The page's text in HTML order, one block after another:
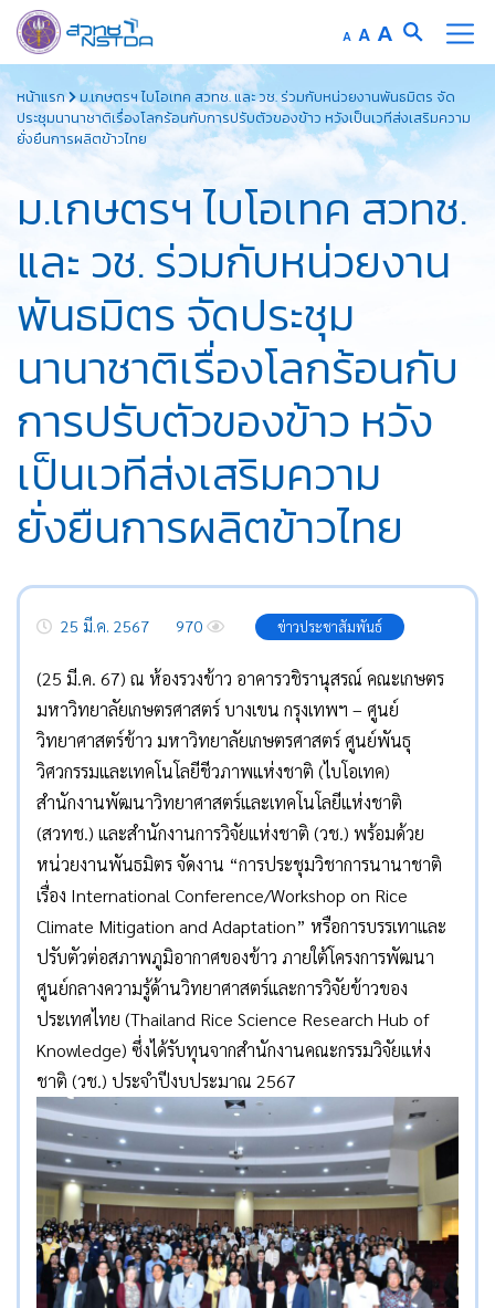
to
content
A Decrease
font
size.
AReset
font
size.
A Increase
font
size.
หน้าแรก
ม.เกษตรฯ ไบโอเทค สวทช. และ วช. ร่วมกับหน่วยงานพันธมิตร จัด
ประชุมนานาชาติเรื่องโลกร้อนกับการปรับตัวของข้าว หวังเป็นเวทีส่งเสริมความ
ยั่งยืนการผลิตข้าวไทย
ม.เกษตรฯ ไบโอเทค สวทช.
และ วช. ร่วมกับหน่วยงาน
พันธมิตร จัดประชุม
นานาชาติเรื่องโลกร้อนกับ
การปรับตัวของข้าว หวัง
เป็นเวทีส่งเสริมความ
ยั่งยืนการผลิตข้าวไทย
25 มี.ค. 2567 970 ข่าวประชาสัมพันธ์
(25 มี.ค. 67) ณ ห้องรวงข้าว อาคารวชิรานุสรณ์ คณะเกษตร
มหาวิทยาลัยเกษตรศาสตร์ บางเขน กรุงเทพฯ – ศูนย์
วิทยาศาสตร์ข้าว มหาวิทยาลัยเกษตรศาสตร์ ศูนย์พันธุ
วิศวกรรมและเทคโนโลยีชีวภาพแห่งชาติ (ไบโอเทค)
สำนักงานพัฒนาวิทยาศาสตร์และเทคโนโลยีแห่งชาติ
(สวทช.) และสำนักงานการวิจัยแห่งชาติ (วช.) พร้อมด้วย
หน่วยงานพันธมิตร จัดงาน “การประชุมวิชาการนานาชาติ
เรื่อง International Conference/Workshop on Rice
Climate Mitigation and Adaptation” หรือการบรรเทาและ
ปรับตัวต่อสภาพภูมิอากาศของข้าว ภายใต้โครงการพัฒนา
ศูนย์กลางความรู้ด้านวิทยาศาสตร์และการวิจัยข้าวของ
ประเทศไทย (Thailand Rice Science Research Hub of
Knowledge) ซึ่งได้รับทุนจากสำนักงานคณะกรรมวิจัยแห่ง
ชาติ (วช.) ประจำปีงบประมาณ 2567